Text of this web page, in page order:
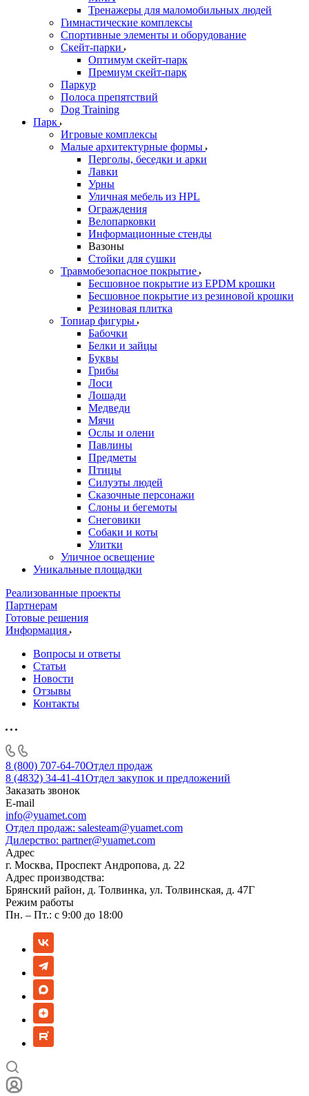
Тренажеры для маломобильных людей
Гимнастические комплексы
Спортивные элементы и оборудование
Скейт-парки
Оптимум скейт-парк
Премиум скейт-парк
Паркур
Полоса препятствий
Dog Training
Парк
Игровые комплексы
Малые архитектурные формы
Перголы, беседки и арки
Лавки
Урны
Уличная мебель из HPL
Ограждения
Велопарковки
Информационные стенды
Вазоны
Стойки для сушки
Травмобезопасное покрытие
Бесшовное покрытие из EPDM крошки
Бесшовное покрытие из резиновой крошки
Резиновая плитка
Топиар фигуры
Бабочки
Белки и зайцы
Буквы
Грибы
Лоси
Лошади
Медведи
Мячи
Ослы и олени
Павлины
Предметы
Птицы
Силуэты людей
Сказочные персонажи
Слоны и бегемоты
Снеговики
Собаки и коты
Улитки
Уличное освещение
Уникальные площадки
Реализованные проекты
Партнерам
Готовые решения
Информация
Вопросы и ответы
Статьи
Новости
Отзывы
Контакты
8 (800) 707-64-70Отдел продаж
8 (4832) 34-41-41Отдел закупок и предложений
Заказать звонок
E-mail
info@yuamet.com
Отдел продаж: salesteam@yuamet.com
Дилерство: partner@yuamet.com
Адрес
г. Москва, Проспект Андропова, д. 22
Адрес производства:
Брянский район, д. Толвинка, ул. Толвинская, д. 47Г
Режим работы
Пн. – Пт.: с 9:00 до 18:00